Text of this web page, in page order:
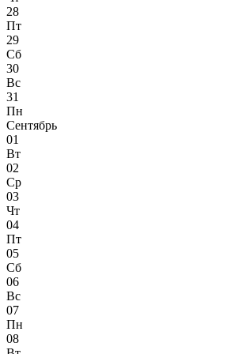
28
Пт
29
Сб
30
Вс
31
Пн
Сентябрь
01
Вт
02
Ср
03
Чт
04
Пт
05
Сб
06
Вс
07
Пн
08